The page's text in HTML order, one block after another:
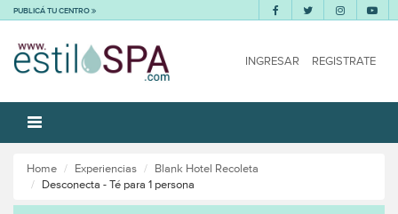
PUBLICÁ TU CENTRO
INGRESAR REGISTRATE
Home Experiencias
Blank Hotel Recoleta
Desconecta - Té para 1 persona